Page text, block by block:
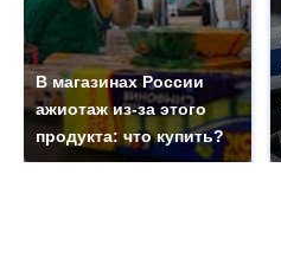
В магазинах России
ажиотаж из-за этого
продукта: что купить?